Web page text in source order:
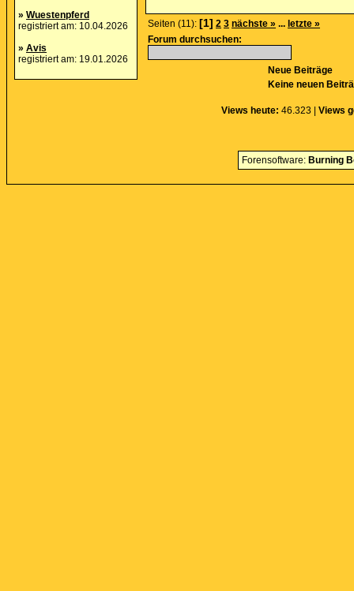
» Wuestenpferd
registriert am: 10.04.2026
» Avis
registriert am: 19.01.2026
Seiten (11): [1] 2 3 nächste » ... letzte »
Forum durchsuchen:
Neue Beiträge
Keine neuen
Views heute: 46.323 | Views
Forensoftware: Burning